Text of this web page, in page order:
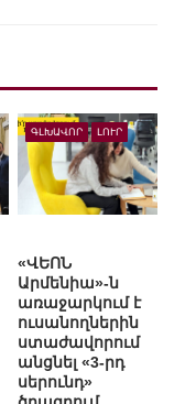
ԳԼԽԱՎՈՐ ԼՈՒՐ
«ՎԵՈՆ
Արմենիա»-ն
առաջարկում է
ուսանողներին
ստաժավորում
անցնել «3-րդ
սերունդ»